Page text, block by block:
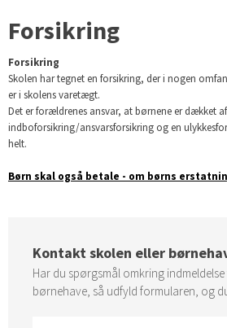
Forsikring
Forsikring
Skolen har tegnet en forsikring, der i nogen
er i skolens varetægt.
Det er forældrenes ansvar, at børnene er dækket
indboforsikring/ansvarsforsikring og en
helt.
​Børn skal også betale - om børns
Kontakt skolen eller
Har du spørgsmål omkring indmeldelse
børnehave, så udfyld formularen, og